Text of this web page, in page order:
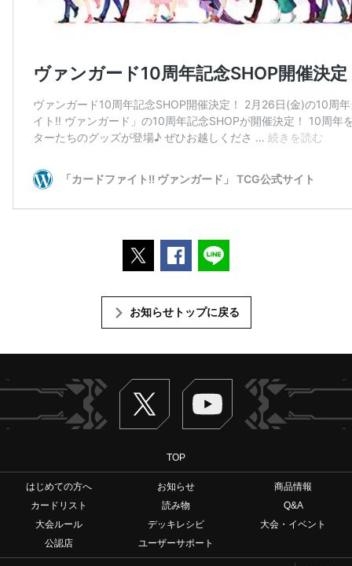
ポストするFacebookでシェアする
お知らせトップに戻る
Twitter ヴァンガードch
TOP
はじめての方へ お知らせ
商品情報
カードリスト
読み物
Q&A
大会ルール
デッキレシピ
大会・イベント
公認店
ユーザーサポート